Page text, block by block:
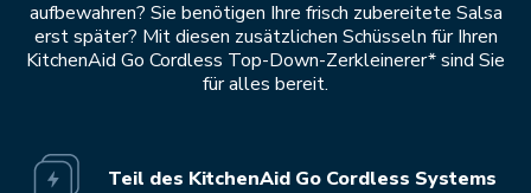
aufbewahren? Sie benötigen Ihre frisch zubereitete Salsa
erst später? Mit diesen zusätzlichen Schüsseln für Ihren
KitchenAid Go Cordless Top-Down-Zerkleinerer* sind Sie
für alles bereit.
Teil des KitchenAid Go Cordless Systems